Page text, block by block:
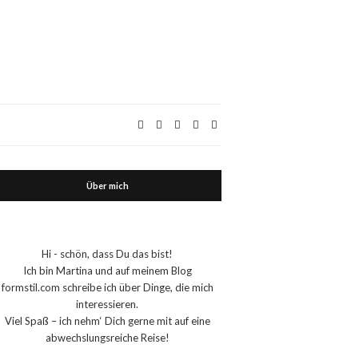
Über mich
Hi - schön, dass Du das bist!
Ich bin Martina und auf meinem Blog
formstil.com schreibe ich über Dinge, die mich
interessieren.
Viel Spaß – ich nehm‘ Dich gerne mit auf eine
abwechslungsreiche Reise!